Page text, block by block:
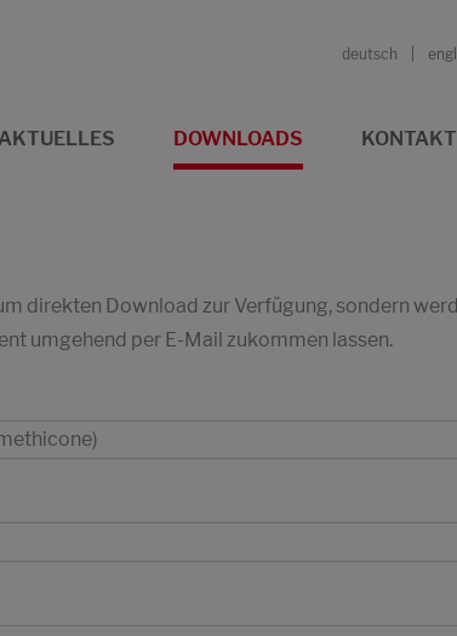
deutsch
AKTUELLES DOWNLOADS KONTAKT
direkten Download zur Verfügung, sondern
umgehend per E-Mail zukommen lassen.